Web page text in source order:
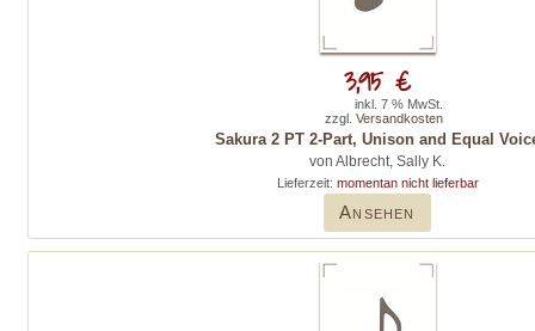
Sakura 2 PT 2-Part, Unison and Equal
von Albrecht, Sally K.
Lieferzeit: momentan nicht lieferbar
Ansehen
3,95 €
inkl. 7 % MwSt.
zzgl. Versandkosten